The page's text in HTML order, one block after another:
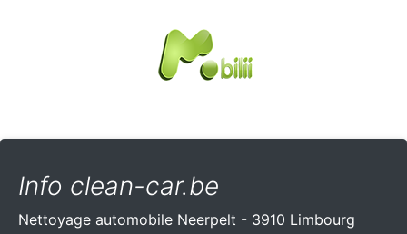
Info clean-car.be
Nettoyage automobile Neerpelt - 3910 Limbourg